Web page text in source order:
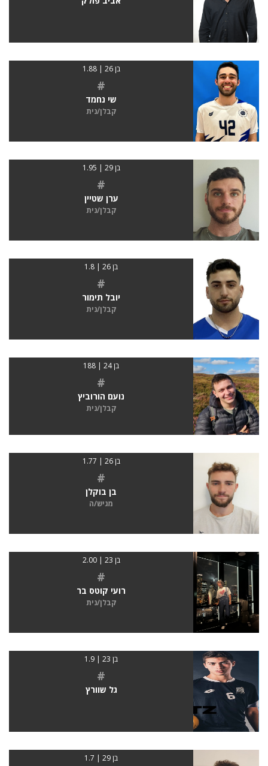
בן 26 | 1.88
#
שי נחמד
קבלן/נית
בן 29 | 1.95
#
ערן שטיין
קבלן/נית
בן 26 | 1.8
#
יובל תימור
קבלן/נית
בן 24 | 188
#
נועם הורוביץ
קבלן/נית
בן 26 | 1.77
#
בן בוקלן
מגיש/ה
בן 23 | 2.00
#
רועי קוטס בר
קבלן/נית
בן 23 | 1.9
#
גל שוורץ
בן 29 | 1.7